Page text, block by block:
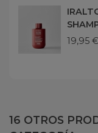
19,95 €
16 OTROS